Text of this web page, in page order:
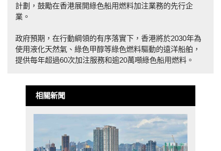
計劃，鼓勵在香港展開綠色船用燃料加注業務的先行企
業。
政府預期，在行動綱領的有序落實下，香港將於2030年為
使用液化天然氣、綠色甲醇等綠色燃料驅動的遠洋船舶，
提供每年超過60次加注服務和逾20萬噸綠色船用燃料。
相關新聞